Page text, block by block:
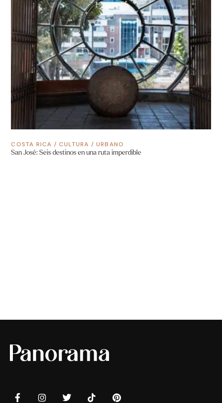
COSTA RICA /CULTURA /URBANO
San José: Seis destinos en una ruta imperdible